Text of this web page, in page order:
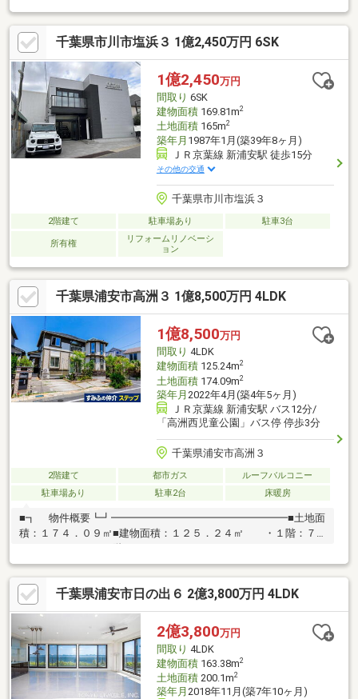
い焚き保温・洗面化粧台シャンプードレッサー・24時間換気機付
【予約制】内覧会事前にご予約をお願い致します。平日の相談も
承ります。ご希望の時間帯枠にて承ります。---ご予約24時間受付
中---些細な事でも不安があれば、お気軽に相談ください。
千葉県市川市塩浜３ 1億2,450万円 6SK
1億2,450万円
間取り 6SK
建物面積169.81m2
土地面積165m2
築年月 1987年1月(築39年8ヶ月)
ＪＲ京葉線 新浦安駅 徒歩15分
その他の交通
千葉県市川市塩浜３
2階建て 駐車場あり 駐車3台
所有権
リフォームリノベーシ
ョン
千葉県浦安市高洲３ 1億8,500万円 4LDK
1億8,500万円
間取り 4LDK
建物面積125.24m2
土地面積174.09m2
築年月 2022年4月(築4年5ヶ月)
ＪＲ京葉線 新浦安駅 バス12分/
「高洲西児童公園」バス停 停歩3分
千葉県浦安市高洲３
2階建て 都市ガス
ルーフバルコニー
駐車場あり
駐車2台 床暖房
■┓ 物件概要┗┛━━━━━━━━━━━━━━━━━■土地面
積：１７４．０９㎡■建物面積：１２５．２４㎡ ・１階：７
千葉県浦安市日の出６ 2億3,800万円 4LDK
2億3,800万円
間取り 4LDK
建物面積163.38m2
土地面積200.1m2
築年月 2018年11月(築7年10ヶ月)